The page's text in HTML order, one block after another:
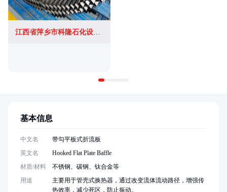
江西省萍乡市科隆石化设备填料有限公司
基本信息
中文名
带勾平板式折流板
英文名
Hooked Flat Plate Baffle
材质/材料
不锈钢、碳钢、钛合金等
用途
主要用于管壳式换热器，通过改变流体流动路径，增强传
热效率，减少死区，防止振动。